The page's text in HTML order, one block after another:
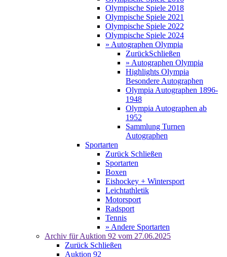
Olympische Spiele 2018
Olympische Spiele 2021
Olympische Spiele 2022
Olympische Spiele 2024
» Autographen Olympia
ZurückSchließen
» Autographen Olympia
Highlights Olympia
Besondere Autographen
Olympia Autographen 1896-
1948
Olympia Autographen ab
1952
Sammlung Turnen
Autographen
Sportarten
Zurück Schließen
Sportarten
Boxen
Eishockey + Wintersport
Leichtathletik
Motorsport
Radsport
Tennis
» Andere Sportarten
Archiv für Auktion 92 vom 27.06.2025
Zurück Schließen
Auktion 92